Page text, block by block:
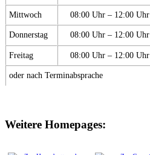
Mittwoch 08:00 Uhr – 12:00 Uhr
Donnerstag 08:00 Uhr – 12:00 Uhr
Freitag 08:00 Uhr – 12:00 Uhr
oder nach Terminabsprache
Weitere Homepages: